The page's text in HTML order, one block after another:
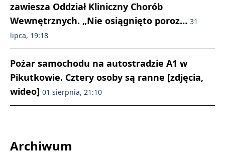
zawiesza Oddział Kliniczny Chorób
Wewnętrznych. „Nie osiągnięto poroz… 31
lipca, 19:18
Pożar samochodu na autostradzie A1 w
Pikutkowie. Cztery osoby są ranne [zdjęcia,
wideo] 01 sierpnia, 21:10
Archiwum